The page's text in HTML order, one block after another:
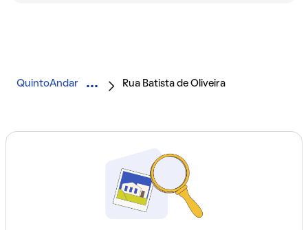
QuintoAndar Rua Batista de Oliveira